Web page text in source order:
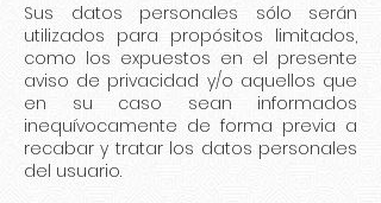
Sus datos personales sólo serán
utilizados para propósitos limitados,
como los expuestos en el presente
aviso de privacidad y/o aquellos que
en su caso sean informados
inequívocamente de forma previa a
recabar y tratar los datos personales
del usuario.